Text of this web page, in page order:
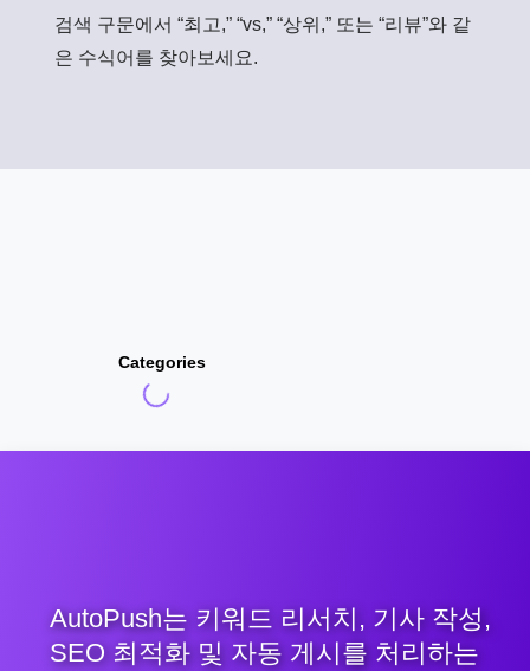
검색 구문에서 “최고,” “vs,” “상위,” 또는 “리뷰”와 같
은 수식어를 찾아보세요.
Categories
AutoPush는 키워드 리서치, 기사 작성,
SEO 최적화 및 자동 게시를 처리하는